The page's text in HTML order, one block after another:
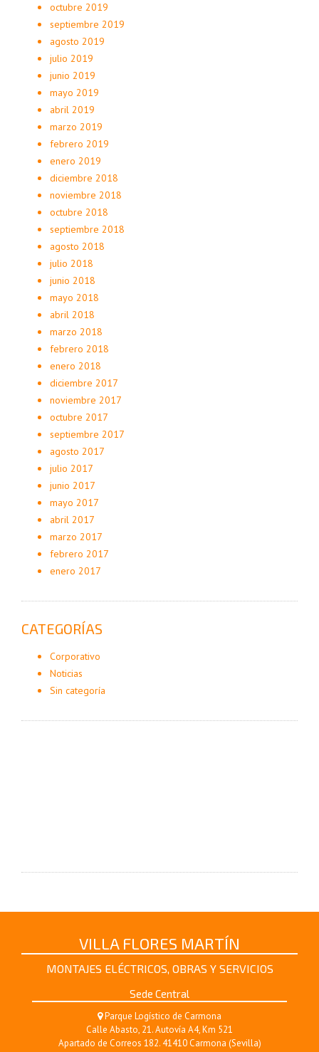
octubre 2019
septiembre 2019
agosto 2019
julio 2019
junio 2019
mayo 2019
abril 2019
marzo 2019
febrero 2019
enero 2019
diciembre 2018
noviembre 2018
octubre 2018
septiembre 2018
agosto 2018
julio 2018
junio 2018
mayo 2018
abril 2018
marzo 2018
febrero 2018
enero 2018
diciembre 2017
noviembre 2017
octubre 2017
septiembre 2017
agosto 2017
julio 2017
junio 2017
mayo 2017
abril 2017
marzo 2017
febrero 2017
enero 2017
CATEGORÍAS
Corporativo
Noticias
Sin categoría
VILLA FLORES MARTÍN
MONTAJES ELÉCTRICOS, OBRAS Y SERVICIOS
Sede Central
Parque Logístico de Carmona
Calle Abasto, 21. Autovía A4, Km 521
Apartado de Correos 182. 41410 Carmona (Sevilla)